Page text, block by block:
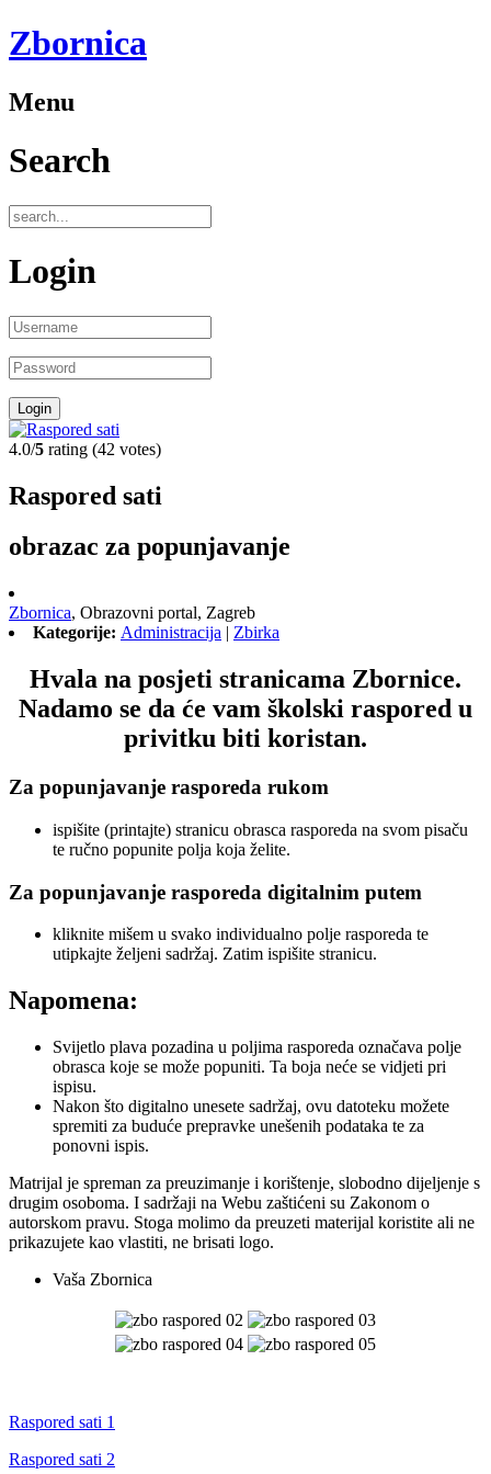
Zbornica
Menu
Search
Login
4.0/5 rating (42 votes)
Raspored sati
obrazac za popunjavanje
Zbornica, Obrazovni portal, Zagreb
Kategorije: Administracija | Zbirka
Hvala na posjeti stranicama Zbornice.
Nadamo se da će vam školski raspored u
privitku biti koristan.
Za popunjavanje rasporeda rukom
ispišite (printajte) stranicu obrasca rasporeda na svom pisaču
te ručno popunite polja koja želite.
Za popunjavanje rasporeda digitalnim putem
kliknite mišem u svako individualno polje rasporeda te
utipkajte željeni sadržaj. Zatim ispišite stranicu.
Napomena:
Svijetlo plava pozadina u poljima rasporeda označava polje
obrasca koje se može popuniti. Ta boja neće se vidjeti pri
ispisu.
Nakon što digitalno unesete sadržaj, ovu datoteku možete
spremiti za buduće prepravke unešenih podataka te za
ponovni ispis.
Matrijal je spreman za preuzimanje i korištenje, slobodno dijeljenje s
drugim osoboma. I sadržaji na Webu zaštićeni su Zakonom o
autorskom pravu. Stoga molimo da preuzeti materijal koristite ali ne
prikazujete kao vlastiti, ne brisati logo.
Vaša Zbornica
Raspored sati 1
Raspored sati 2